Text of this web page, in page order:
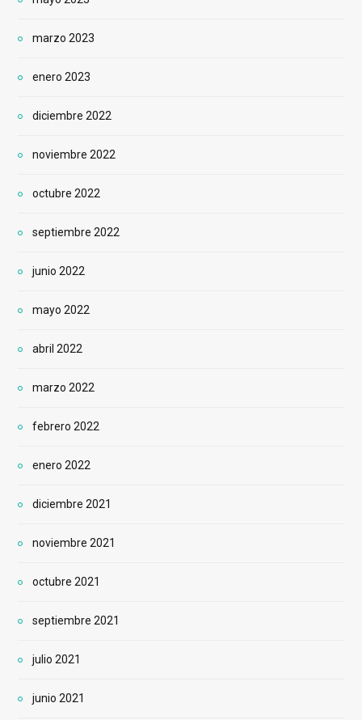
marzo 2023
enero 2023
diciembre 2022
noviembre 2022
octubre 2022
septiembre 2022
junio 2022
mayo 2022
abril 2022
marzo 2022
febrero 2022
enero 2022
diciembre 2021
noviembre 2021
octubre 2021
septiembre 2021
julio 2021
junio 2021